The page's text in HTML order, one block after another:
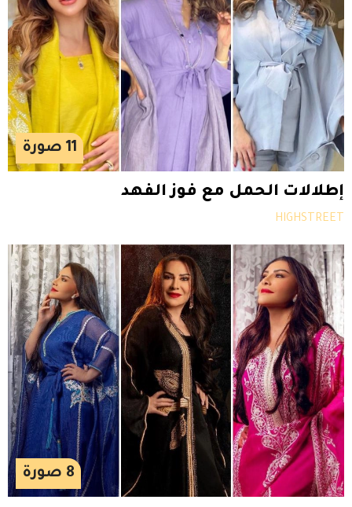
11 صورة
إطلالات الحمل مع فوز الفهد
HIGHSTREET
8 صورة